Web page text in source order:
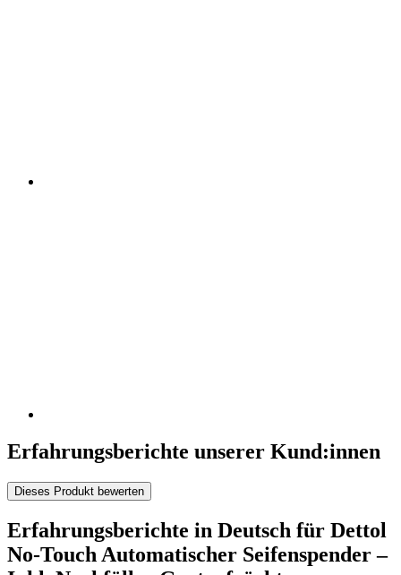
Erfahrungsberichte unserer Kund:innen
Dieses Produkt bewerten
Erfahrungsberichte in Deutsch für Dettol
No-Touch Automatischer Seifenspender –